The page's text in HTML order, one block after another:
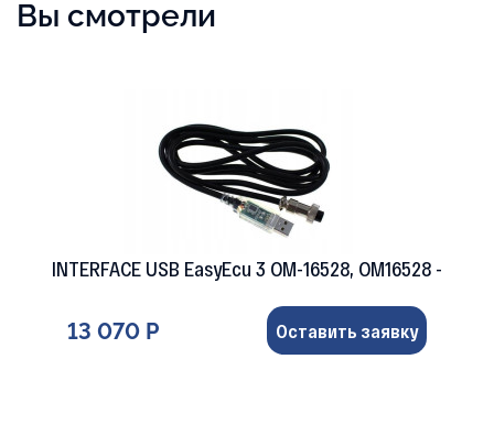
Вы смотрели
INTERFACE USB EasyEcu 3 OM-16528, OM16528 -
13 070 Р Оставить заявку